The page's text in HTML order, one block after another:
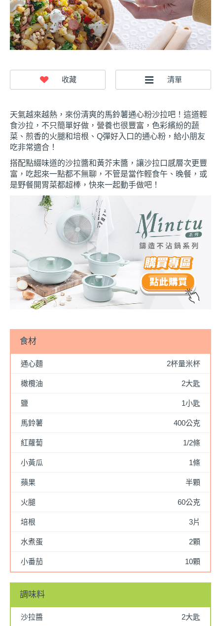
天氣越來越熱，來份清爽的馬鈴薯通心粉沙拉吧！這道輕
食沙拉，不只簡單好做，營養也很豐富，色彩繽紛的蔬
菜、煎香的火腿和培根、Q彈好入口的通心粉，給小朋友
吃非常適合！
搭配點綴味道的沙拉醬和黃芥末醬，讓沙拉口感層次更豐
富，吃起來一點都不無聊，不管是當作輕食午、晚餐，或
是野餐開胃菜都超棒，快來一起動手做吧！
食材
通心麵 2杯量米杯
橄欖油 2大匙
鹽 1小匙
馬鈴薯 400公克
紅蘿蔔 1/2條
小黃瓜 1條
蘋果 半顆
火腿 60公克
培根 3片
水煮蛋 2顆
小番茄 10顆
調味料
沙拉醬 2大匙